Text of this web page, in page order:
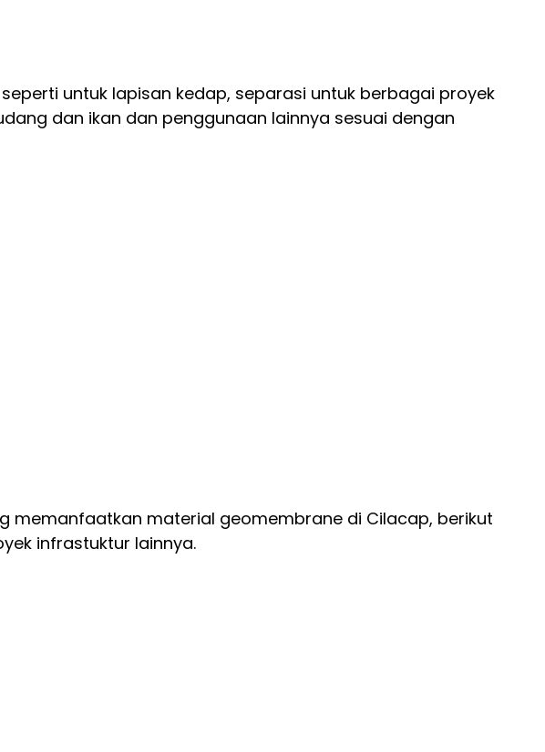
untuk lapisan kedap, separasi untuk berbagai proyek
dan ikan dan penggunaan lainnya sesuai dengan
memanfaatkan material geomembrane di Cilacap, berikut
infrastuktur lainnya.